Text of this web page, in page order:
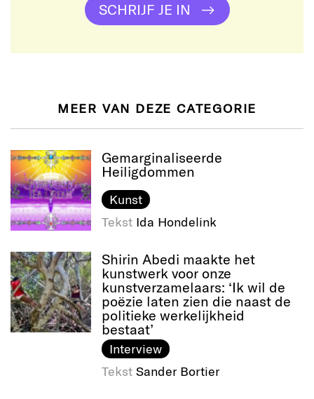
SCHRIJF JE IN
MEER VAN DEZE CATEGORIE
Gemarginaliseerde
Heiligdommen
Kunst
Tekst Ida Hondelink
Shirin Abedi maakte het
kunstwerk voor onze
kunstverzamelaars: ‘Ik wil de
poëzie laten zien die naast de
politieke werkelijkheid
bestaat’
Interview
Tekst Sander Bortier